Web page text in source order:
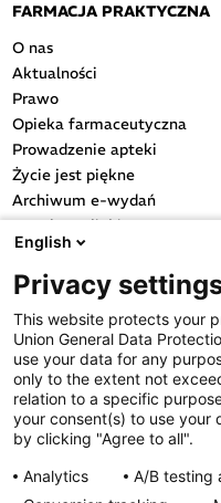
FARMACJA PRAKTYCZNA
O nas
Aktualności
Prawo
Opieka farmaceutyczna
Prowadzenie apteki
Życie jest piękne
Archiwum e-wydań
Przydatne linki
OGÓLNE
Polityka cookies
Polityka prywatności
Regulamin serwisu
Regulamin konkursu
Farmacja Play
Regulamin konkursu Lakcid
Regulamin konkursu Acard
English
Privacy
This website protects your
Union General Data
use your data for any
only to the extent not
relation to a specific
your consent(s) to use your
by clicking "Agree to all".
Analytics
A/B testing